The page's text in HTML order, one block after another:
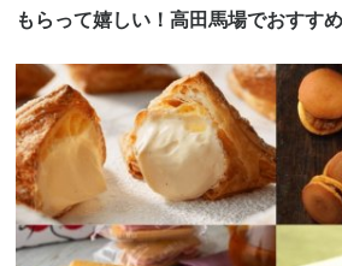
もらって嬉しい！高田馬場でおすす